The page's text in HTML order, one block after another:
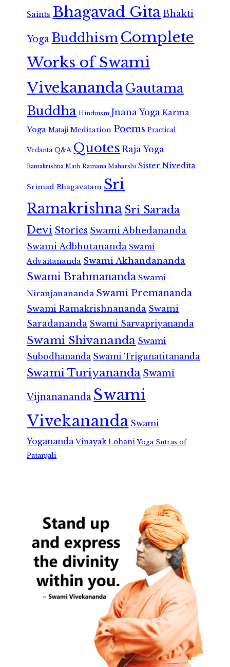
Saints Bhagavad GitaBhakti
Yoga Buddhism Complete
Works of Swami
VivekanandaGautama
Buddha Hinduism Jnana Yoga Karma
Yoga Mataji Meditation Poems Practical
Vedanta Q&A Quotes Raja Yoga
Ramakrishna Math Ramana Maharshi Sister Nivedita
Srimad Bhagavatam Sri
RamakrishnaSri Sarada
Devi Stories Swami Abhedananda
Swami Adbhutananda Swami
Advaitananda Swami Akhandananda
Swami Brahmananda Swami
Niranjanananda Swami Premananda
Swami Ramakrishnananda Swami
Saradananda Swami Sarvapriyananda
Swami Shivananda Swami
Subodhananda Swami Trigunatitananda
Swami Turiyananda Swami
Vijnanananda Swami
Vivekananda Swami
Yogananda Vinayak Lohani Yoga Sutras of
Patanjali